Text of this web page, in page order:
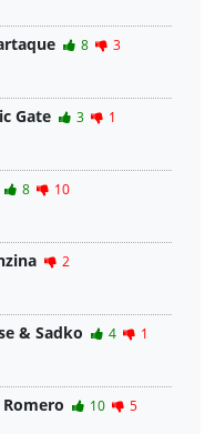
8 3
Gate 3 1
8 10
2
& Sadko 4 1
10 5